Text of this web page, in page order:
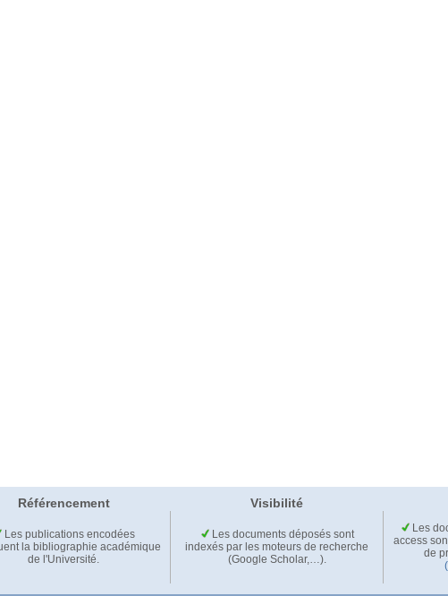
Référencement Visibilité
Les publications encodées
la bibliographie académique
de l'Université.
Les documents déposés sont
indexés par les moteurs de recherche
(Google Scholar,…).
Les
access
de